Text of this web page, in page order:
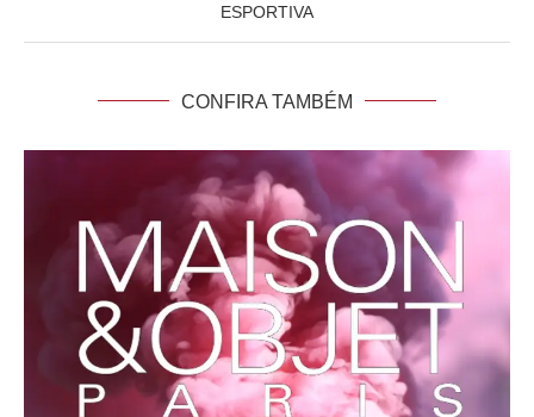
ESPORTIVA
CONFIRA TAMBÉM